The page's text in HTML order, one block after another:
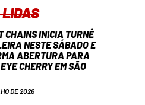
CHAINS INICIA TURNÊ
NESTE SÁBADO E
ABERTURA PARA
CHERRY EM SÃO
DE 2026